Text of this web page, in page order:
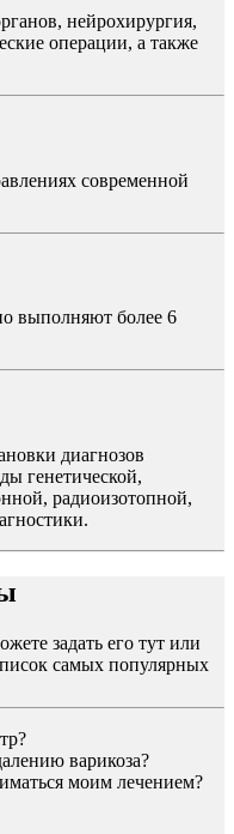
нейрохирургия,
операции, а также
современной
выполняют более 6
диагнозов
генетической,
радиоизотопной,
задать его тут или
самых популярных
варикоза?
моим лечением?